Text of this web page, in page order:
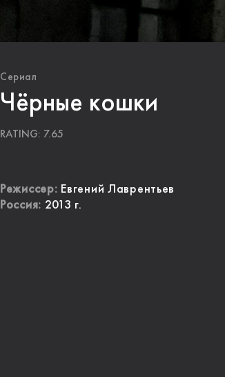
Сериал
Чёрные кошки
RATING: 7.65
Режиссер: Евгений Лаврентьев
Россия: 2013 г.